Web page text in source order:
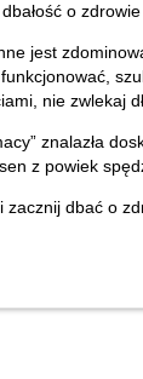
o
jest
nie zwlekaj
znalazła
z powiek
zacznij dbać o